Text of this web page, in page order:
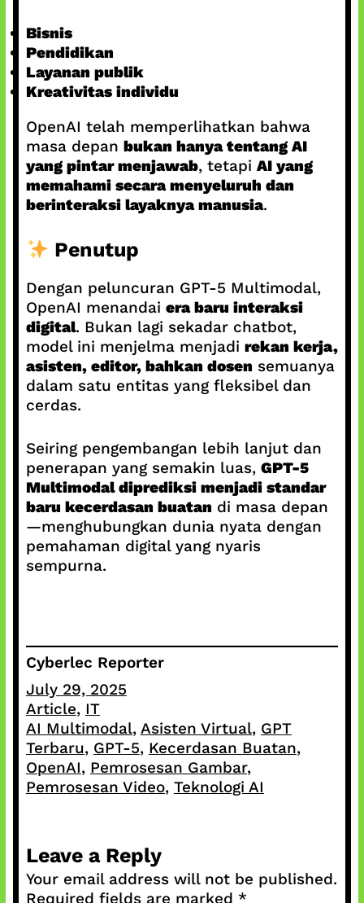
Bisnis
Pendidikan
Layanan publik
Kreativitas individu
OpenAI telah memperlihatkan bahwa
masa depan bukan hanya tentang AI
yang pintar menjawab, tetapi AI yang
memahami secara menyeluruh dan
berinteraksi layaknya manusia.
Penutup
Dengan peluncuran GPT‑5 Multimodal,
OpenAI menandai era baru interaksi
digital. Bukan lagi sekadar chatbot,
model ini menjelma menjadi rekan kerja,
asisten, editor, bahkan dosen semuanya
dalam satu entitas yang fleksibel dan
cerdas.
Seiring pengembangan lebih lanjut dan
penerapan yang semakin luas, GPT‑5
Multimodal diprediksi menjadi standar
baru kecerdasan buatan di masa depan
—menghubungkan dunia nyata dengan
pemahaman digital yang nyaris
sempurna.
Cyberlec Reporter
July 29, 2025
Article, IT
AI Multimodal, Asisten Virtual, GPT
Terbaru, GPT-5, Kecerdasan Buatan ,
OpenAI, Pemrosesan Gambar ,
Pemrosesan Video, Teknologi AI
Leave a Reply
Your email address will not be published.
Required fields are marked *